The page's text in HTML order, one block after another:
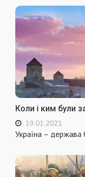
Коли і ким були
19.01.2021
Україна – держава